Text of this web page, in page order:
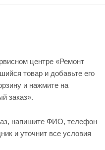
центре «Ремонт
товар и добавьте его
и нажмите на
заказ».
напишите ФИО, телефон
и уточнит все условия